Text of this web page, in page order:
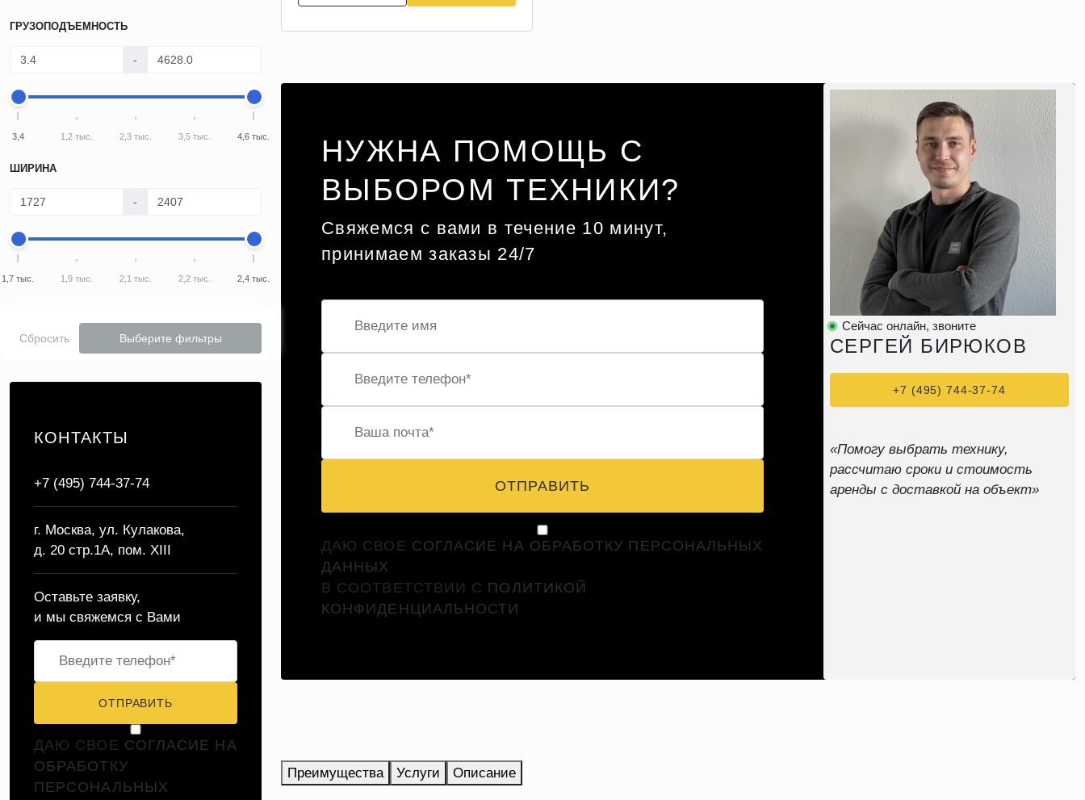
ГРУЗОПОДЪЕМНОСТЬ
-
3,4 1,2 тыс. 2,3 тыс. 3,5 тыс. 4,6 тыс.
ШИРИНА
-
1,7 тыс. 1,9 тыс. 2,1 тыс. 2,2 тыс. 2,4 тыс.
Сбросить Выберите фильтры
КОНТАКТЫ
+7 (495) 744-37-74
г. Москва, ул. Кулакова,
д. 20 стр.1А, пом. XIII
Оставьте заявку,
и мы свяжемся с Вами
ОТПРАВИТЬ
ДАЮ СВОЕ СОГЛАСИЕ НА
ОБРАБОТКУ
ПЕРСОНАЛЬНЫХ
НУЖНА ПОМОЩЬ С
ВЫБОРОМ ТЕХНИКИ?
Свяжемся с вами в течение 10 минут,
принимаем заказы 24/7
ОТПРАВИТЬ
ДАЮ СВОЕ СОГЛАСИЕ НА ОБРАБОТКУ ПЕРСОНАЛЬНЫХ
ДАННЫХ
В СООТВЕТСТВИИ С ПОЛИТИКОЙ
КОНФИДЕНЦИАЛЬНОСТИ
Сейчас онлайн, звоните
СЕРГЕЙ БИРЮКОВ
+7 (495) 744-37-74
«Помогу выбрать технику,
рассчитаю сроки и стоимость
аренды с доставкой на объект»
Преимущества Услуги Описание